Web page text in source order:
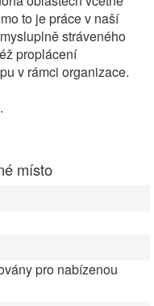
to je práce v naší
stráveného
proplácení
v rámci organizace.
místo
pro nabízenou